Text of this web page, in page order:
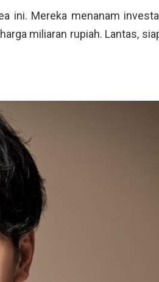
ini. Mereka menanam
miliaran rupiah. Lantas,